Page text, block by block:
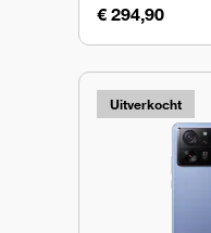
€ 294,90
Uitverkocht